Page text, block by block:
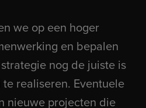
we op een hoger
en bepalen
nog de juiste is
realiseren. Eventuele
nieuwe projecten die